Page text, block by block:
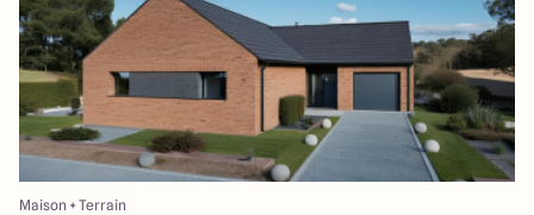
Maison + Terrain